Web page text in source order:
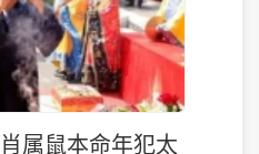
属鼠本命年犯太